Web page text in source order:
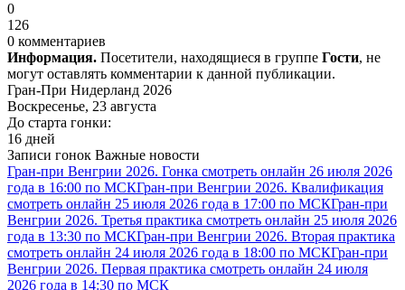
0
126
0 комментариев
Информация. Посетители, находящиеся в группе Гости, не
могут оставлять комментарии к данной публикации.
Гран-При Нидерланд 2026
Воскресенье, 23 августа
До старта гонки:
16 дней
Записи гонок Важные новости
Гран-при Венгрии 2026. Гонка смотреть онлайн 26 июля 2026
года в 16:00 по МСКГран-при Венгрии 2026. Квалификация
смотреть онлайн 25 июля 2026 года в 17:00 по МСКГран-при
Венгрии 2026. Третья практика смотреть онлайн 25 июля 2026
года в 13:30 по МСКГран-при Венгрии 2026. Вторая практика
смотреть онлайн 24 июля 2026 года в 18:00 по МСКГран-при
Венгрии 2026. Первая практика смотреть онлайн 24 июля
2026 года в 14:30 по МСК